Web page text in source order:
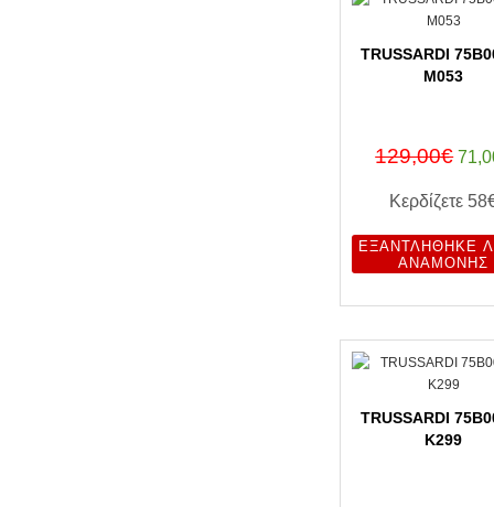
TRUSSARDI
M053
129,00€
Κερδίζετε
ΕΞΑΝΤΛΉΘΗΚΕ
ΑΝΑΜΟΝΉΣ
TRUSSARDI
K299